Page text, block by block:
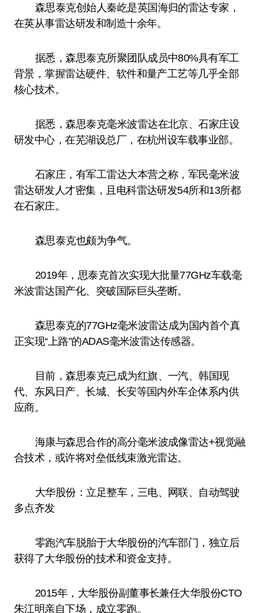
森思泰克创始人秦屹是英国海归的雷达专家，
在英从事雷达研发和制造十余年。
据悉，森思泰克所聚团队成员中80%具有军工
背景，掌握雷达硬件、软件和量产工艺等几乎全部
核心技术。
据悉，森思泰克毫米波雷达在北京、石家庄设
研发中心，在芜湖设总厂，在杭州设车载事业部。
石家庄，有军工雷达大本营之称，军民毫米波
雷达研发人才密集，且电科雷达研发54所和13所都
在石家庄。
森思泰克也颇为争气。
2019年，思泰克首次实现大批量77GHz车载毫
米波雷达国产化、突破国际巨头垄断。
森思泰克的77GHz毫米波雷达成为国内首个真
正实现“上路”的ADAS毫米波雷达传感器。
目前，森思泰克已成为红旗、一汽、韩国现
代、东风日产、长城、长安等国内外车企体系内供
应商。
海康与森思合作的高分毫米波成像雷达+视觉融
合技术，或许将对垒低线束激光雷达。
大华股份：立足整车，三电、网联、自动驾驶
多点齐发
零跑汽车脱胎于大华股份的汽车部门，独立后
获得了大华股份的技术和资金支持。
2015年，大华股份副董事长兼任大华股份CTO
朱江明亲自下场，成立零跑。